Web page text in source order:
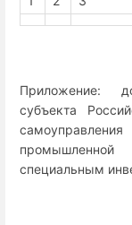
Приложение:
субъекта
специальным